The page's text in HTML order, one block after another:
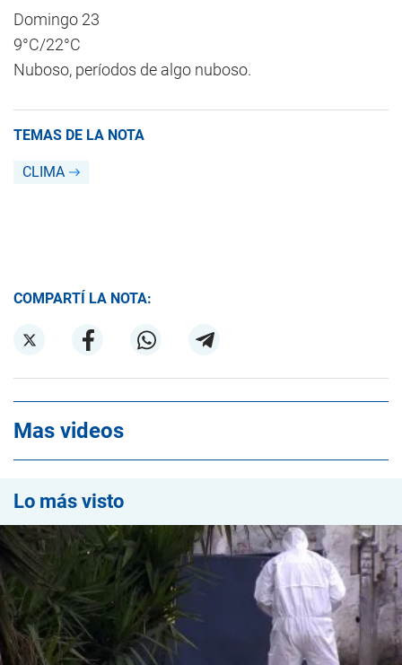
Domingo 23
9°C/22°C
Nuboso, períodos de algo nuboso.
TEMAS DE LA NOTA
CLIMA
COMPARTÍ LA NOTA:
Mas videos
Lo más visto